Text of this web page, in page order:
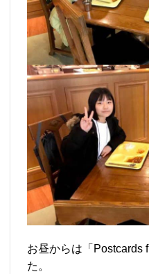
お昼からは「Postcards
た。